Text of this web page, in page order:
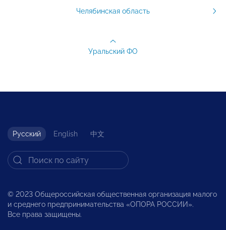
Челябинская область
Уральский ФО
Русский English 中文
© 2023 Общероссийская общественная организация малого
и среднего предпринимательства «ОПОРА РОССИИ».
Все права защищены.